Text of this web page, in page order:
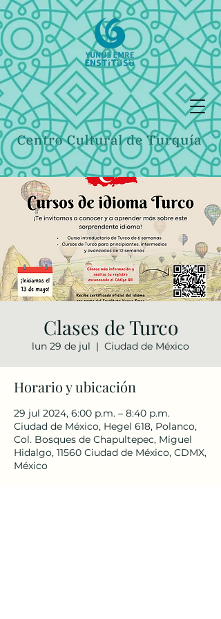
Clases de Turco
lun 29 de jul
  |
Ciudad de México
Horario y ubicación
29 jul 2024, 6:00 p.m. – 8:40 p.m.
Ciudad de México, Hegel 618, Polanco,
Col. Bosques de Chapultepec, Miguel
Hidalgo, 11560 Ciudad de México, CDMX,
México